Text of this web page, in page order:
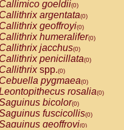
Callimico goeldii(0)
Callithrix argentata(0)
Callithrix geoffroyi(0)
Callithrix humeralifer(0)
Callithrix jacchus(0)
Callithrix penicillata(0)
Callithrixspp.(0)
Cebuella pygmaea(0)
rosalia(0)
bicolor(0)
fuscicollis(0)
geoffroyi(0)